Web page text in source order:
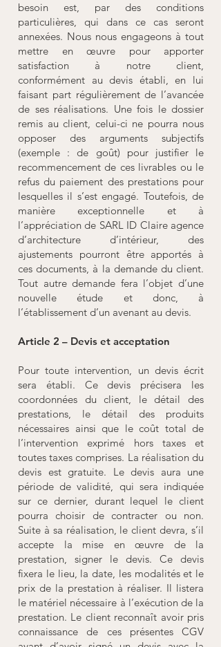
besoin est, par des conditions
particulières, qui dans ce cas seront
annexées. Nous nous engageons à tout
mettre en œuvre pour apporter
satisfaction à notre client,
conformément au devis établi, en lui
faisant part régulièrement de l’avancée
de ses réalisations. Une fois le dossier
remis au client, celui-ci ne pourra nous
opposer des arguments subjectifs
(exemple : de goût) pour justifier le
recommencement de ces livrables ou le
refus du paiement des prestations pour
lesquelles il s’est engagé. Toutefois, de
manière exceptionnelle et à
l’appréciation de SARL ID Claire agence
d’architecture d’intérieur, des
ajustements pourront être apportés à
ces documents, à la demande du client.
Tout autre demande fera l’objet d’une
nouvelle étude et donc, à
l’établissement d’un avenant au devis.
Article 2 – Devis et acceptation
Pour toute intervention, un devis écrit
sera établi. Ce devis précisera les
coordonnées du client, le détail des
prestations, le détail des produits
nécessaires ainsi que le coût total de
l’intervention exprimé hors taxes et
toutes taxes comprises. La réalisation du
devis est gratuite. Le devis aura une
période de validité, qui sera indiquée
sur ce dernier, durant lequel le client
pourra choisir de contracter ou non.
Suite à sa réalisation, le client devra, s’il
accepte la mise en œuvre de la
prestation, signer le devis. Ce devis
fixera le lieu, la date, les modalités et le
prix de la prestation à réaliser. Il listera
le matériel nécessaire à l’exécution de la
prestation. Le client reconnaît avoir pris
connaissance de ces présentes CGV